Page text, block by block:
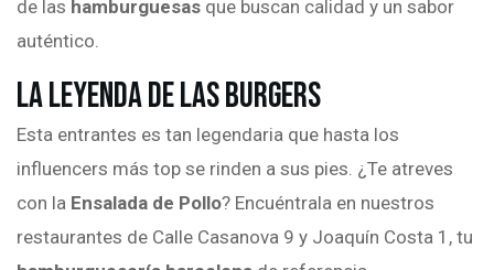
de las hamburguesas que buscan calidad y un sabor
auténtico.
La Leyenda de las Burgers
Esta entrantes es tan legendaria que hasta los
influencers más top se rinden a sus pies. ¿Te atreves
con la Ensalada de Pollo? Encuéntrala en nuestros
restaurantes de Calle Casanova 9 y Joaquín Costa 1, tu